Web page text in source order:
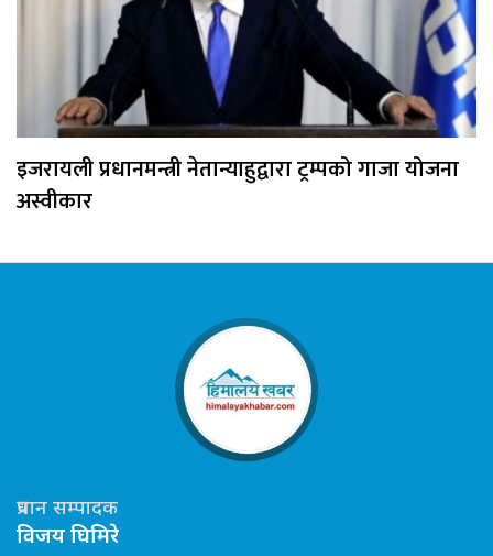
इजरायली प्रधानमन्त्री नेतान्याहुद्वारा ट्रम्पको गाजा योजना
अस्वीकार
प्रधान सम्पादक
विजय घिमिरे